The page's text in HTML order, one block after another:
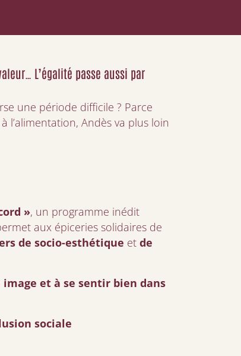
L’égalité passe aussi par
une période difficile ? Parce
Andès va plus loin
», un programme inédit
aux épiceries solidaires de
de socio-esthétique et de
image et à se sentir bien dans
sociale